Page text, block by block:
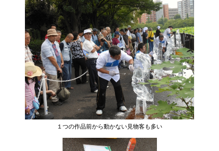
１つの作品前から動かない見物客も多い